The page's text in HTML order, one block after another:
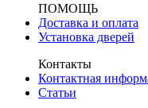
ПОМОЩЬ
Доставка и оплата
Установка дверей
Контакты
Контактная
Статьи